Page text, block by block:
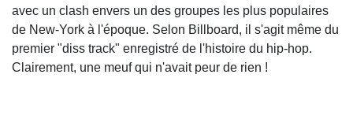
avec un clash envers un des groupes les plus populaires
de New-York à l'époque. Selon Billboard, il s'agit même du
premier "diss track" enregistré de l'histoire du hip-hop.
Clairement, une meuf qui n'avait peur de rien !